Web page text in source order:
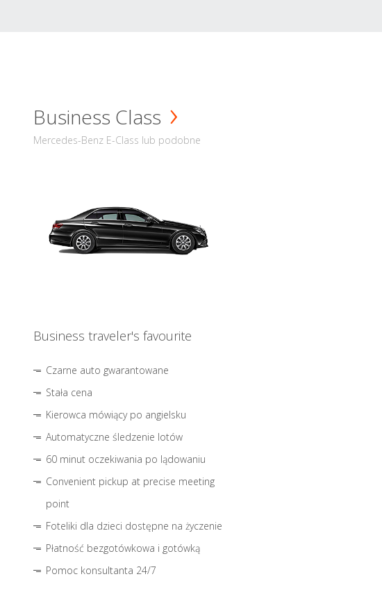
Business Class
Mercedes-Benz E-Class lub podobne
Business traveler's favourite
Czarne auto gwarantowane
Stała cena
Kierowca mówiący po angielsku
Automatyczne śledzenie lotów
60 minut oczekiwania po lądowaniu
Convenient pickup at precise meeting
point
Foteliki dla dzieci dostępne na życzenie
Płatność bezgotówkowa i gotówką
Pomoc konsultanta 24/7